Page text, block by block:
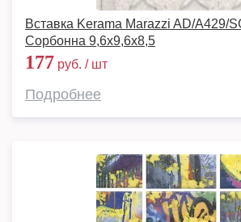
Вставка Kerama Marazzi AD/A429/
Сорбонна 9,6х9,6х8,5
177 руб. / шт
Подробнее